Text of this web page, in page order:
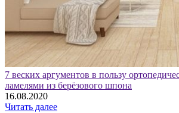
7 веских аргументов в пользу
ламелями из берёзового шпона
16.08.2020
Читать далее